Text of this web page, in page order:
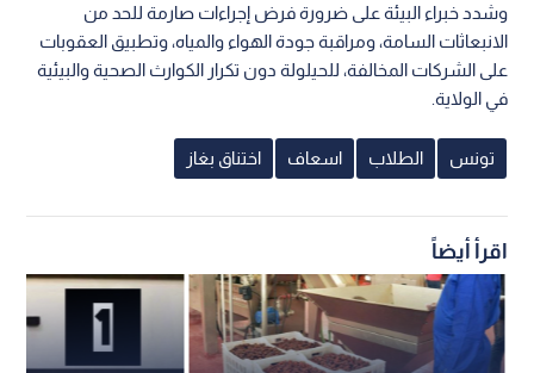
وشدد خبراء البيئة على ضرورة فرض إجراءات صارمة للحد من
الانبعاثات السامة، ومراقبة جودة الهواء والمياه، وتطبيق العقوبات
على الشركات المخالفة، للحيلولة دون تكرار الكوارث الصحية والبيئية
في الولاية.
تونس الطلاب اسعاف اختناق بغاز
اقرأ أيضاً